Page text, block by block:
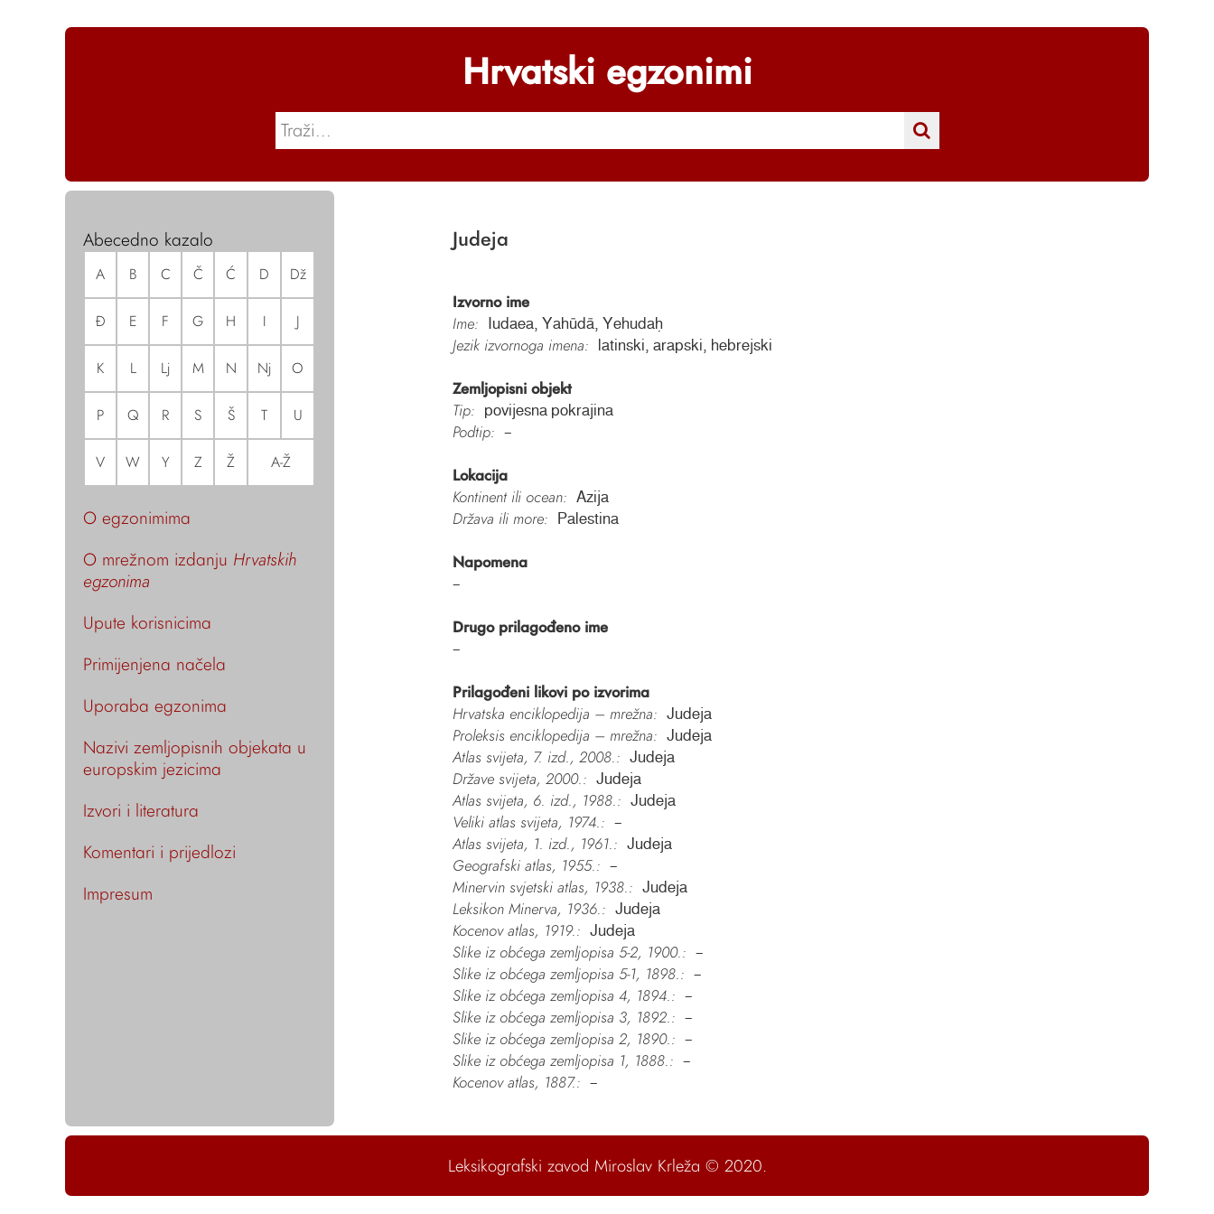
Hrvatski egzonimi
Abecedno kazalo
A B C Č Ć D Dž
Đ E F G H I J
K L Lj M N Nj O
P Q R S Š T U
V W Y Z Ž A-Ž
O egzonimima
O mrežnom izdanju Hrvatskih
egzonima
Upute korisnicima
Primijenjena načela
Uporaba egzonima
Nazivi zemljopisnih objekata u
europskim jezicima
Izvori i literatura
Komentari i prijedlozi
Impresum
Judeja
Izvorno ime
Ime:
Iudaea, Yahūdā, Yehudaḥ
Jezik izvornoga imena: latinski, arapski, hebrejski
Zemljopisni objekt
Tip:
povijesna pokrajina
Podtip: –
Lokacija
Kontinent ili ocean:
Azija
Država ili more: Palestina
Napomena
–
Drugo prilagođeno ime
–
Prilagođeni likovi po izvorima
Hrvatska enciklopedija – mrežna:
Judeja
Proleksis enciklopedija – mrežna: Judeja
Atlas svijeta, 7. izd., 2008.: Judeja
Države svijeta, 2000.: Judeja
Atlas svijeta, 6. izd., 1988.: Judeja
Veliki atlas svijeta, 1974.: –
Atlas svijeta, 1. izd., 1961.: Judeja
Geografski atlas, 1955.: –
Minervin svjetski atlas, 1938.: Judeja
Leksikon Minerva, 1936.: Judeja
Kocenov atlas, 1919.: Judeja
Slike iz obćega zemljopisa 5-2, 1900.: –
Slike iz obćega zemljopisa 5-1, 1898.: –
Slike iz obćega zemljopisa 4, 1894.: –
Slike iz obćega zemljopisa 3, 1892.: –
Slike iz obćega zemljopisa 2, 1890.: –
Slike iz obćega zemljopisa 1, 1888.: –
Kocenov atlas, 1887.: –
Leksikografski zavod Miroslav Krleža © 2020.